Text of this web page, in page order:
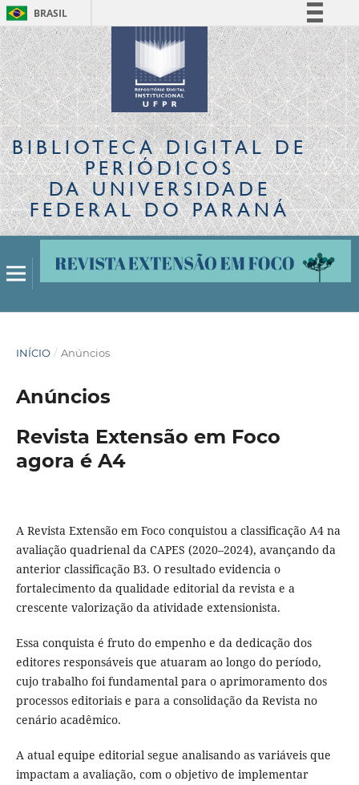
BRASIL
Simplifique!
Comunica BR
Participe
Acesso à informação
Legislação
Canais
BIBLIOTECA DIGITALDE
PERIÓDICOS
DA UNIVERSIDADE
FEDERAL DO PARANÁ
INÍCIO / Anúncios
Anúncios
Revista Extensão em Foco
agora é A4
A Revista Extensão em Foco conquistou a classificação A4 na
avaliação quadrienal da CAPES (2020–2024), avançando da
anterior classificação B3. O resultado evidencia o
fortalecimento da qualidade editorial da revista e a
crescente valorização da atividade extensionista.
Essa conquista é fruto do empenho e da dedicação dos
editores responsáveis que atuaram ao longo do período,
cujo trabalho foi fundamental para o aprimoramento dos
processos editoriais e para a consolidação da Revista no
cenário acadêmico.
A atual equipe editorial segue analisando as variáveis que
impactam a avaliação, com o objetivo de implementar